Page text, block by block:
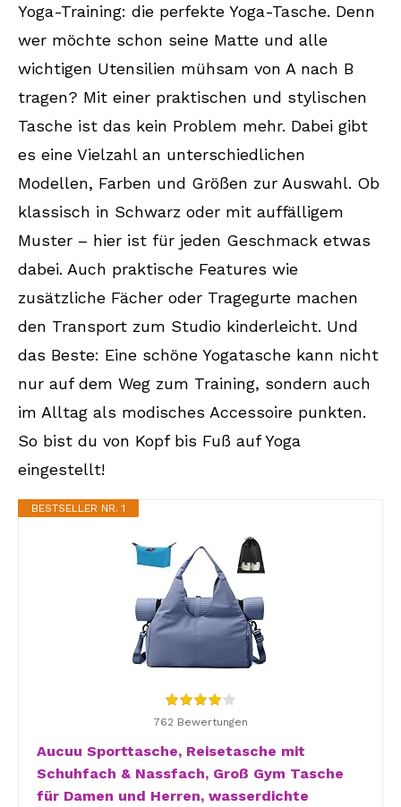
Yoga-Training: die perfekte Yoga-Tasche. Denn
wer möchte schon seine Matte und alle
wichtigen Utensilien mühsam von A nach B
tragen? Mit einer praktischen und stylischen
Tasche ist das kein Problem mehr. Dabei gibt
es eine Vielzahl an unterschiedlichen
Modellen, Farben und Größen zur Auswahl. Ob
klassisch in Schwarz oder mit auffälligem
Muster – hier ist für jeden Geschmack etwas
dabei. Auch praktische Features wie
zusätzliche Fächer oder Tragegurte machen
den Transport zum Studio kinderleicht. Und
das Beste: Eine schöne Yogatasche kann nicht
nur auf dem Weg zum Training, sondern auch
im Alltag als modisches Accessoire punkten.
So bist du von Kopf bis Fuß auf Yoga
eingestellt!
BESTSELLER NR. 1
762 Bewertungen
Aucuu Sporttasche, Reisetasche mit
Schuhfach & Nassfach, Groß Gym Tasche
für Damen und Herren, wasserdichte